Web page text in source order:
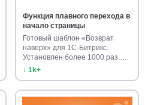
Функция плавного перехода в
начало страницы
Готовый шаблон «Возврат
наверх» для 1С-Битрикс.
Установлен более 1000 раз.
Улучш…
↓ 1k+